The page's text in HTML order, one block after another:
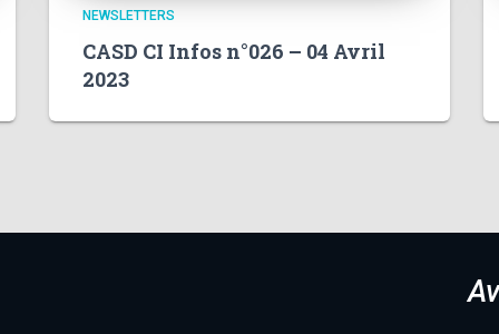
NEWSLETTERS
CASD CI Infos n°026 – 04 Avril
2023